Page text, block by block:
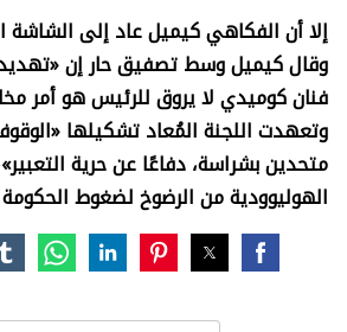
إلا أن الفكاهي كيميل عاد إلى الشاشة
وقال كيميل وسط تصفيق حار إن
فنان كوميدي لا يروق للرئيس هو أمر
وتعهدت اللجنة المُعاد تشكيلها
متحدين بشراسة، دفاعًا عن حرية
الهوليوودية من الرضوخ لضغوط